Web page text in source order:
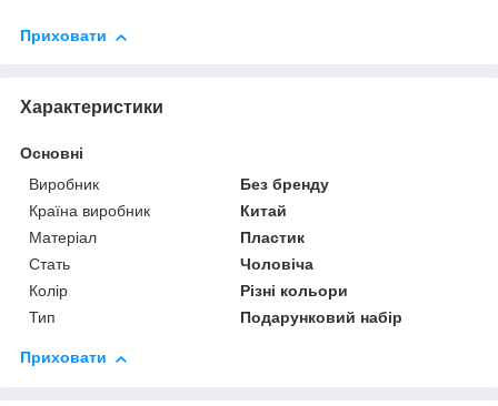
Приховати
Характеристики
Основні
Виробник
Без бренду
Країна виробник
Китай
Матеріал
Пластик
Стать
Чоловіча
Колір
Різні кольори
Тип
Подарунковий набір
Приховати